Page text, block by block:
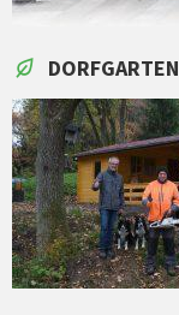
DORFGARTEN